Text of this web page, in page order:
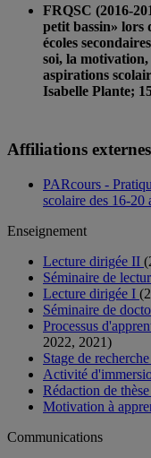
FRQSC (2016-
petit bassin» lors
écoles
soi, la motivation,
aspirations
Isabelle Plante;
Affiliations
PARcours -
scolaire des 16-20
Enseignement
Lecture dirigée II
Séminaire de
Lecture dirigée I
Séminaire de
Processus
2022, 2021)
Stage de
Activité
Rédaction de
Motivation à
Communications